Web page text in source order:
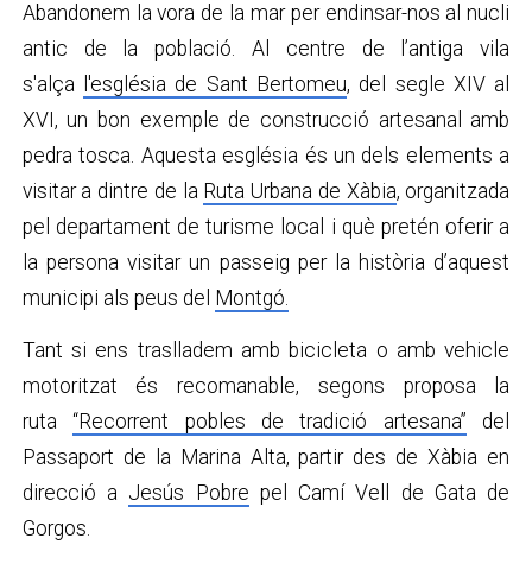
Abandonem la vora de la mar per endinsar-nos al nucli
antic de la població. Al centre de l’antiga vila
s'alça l'església de Sant Bertomeu, del segle XIV al
XVI, un bon exemple de construcció artesanal amb
pedra tosca. Aquesta església és un dels elements a
visitar a dintre de la Ruta Urbana de Xàbia, organitzada
pel departament de turisme local i què pretén oferir a
la persona visitar un passeig per la història d’aquest
municipi als peus del Montgó.
Tant si ens traslladem amb bicicleta o amb vehicle
motoritzat és recomanable, segons proposa la
ruta“Recorrent pobles de tradició artesana” del
Passaport de la Marina Alta, partir des de Xàbia en
direcció a Jesús Pobre pel Camí Vell de Gata de
Gorgos.